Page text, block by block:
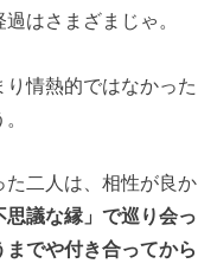
はさまざまじゃ。
情熱的ではなかった
二人は、相性が良か
思議な縁」で巡り会っ
でや付き合ってから